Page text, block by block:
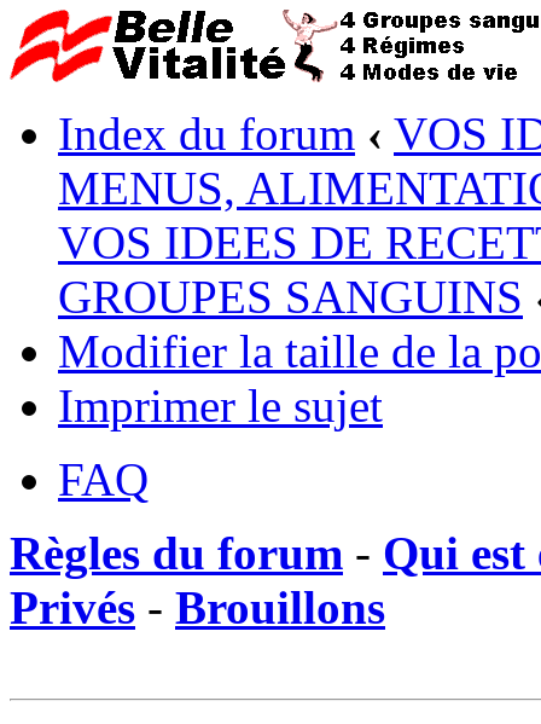
Index du forum ‹ VOS
MENUS,
VOS IDEES DE
GROUPES SANGUINS
Modifier la taille de la
Imprimer le sujet
FAQ
Règles du forum - Qui est
Privés - Brouillons